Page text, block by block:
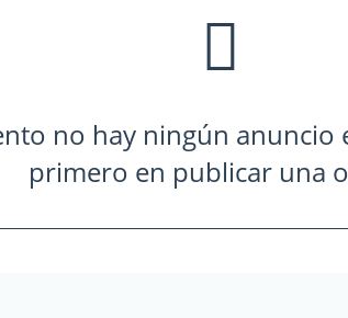
no hay ningún anuncio
primero en publicar una